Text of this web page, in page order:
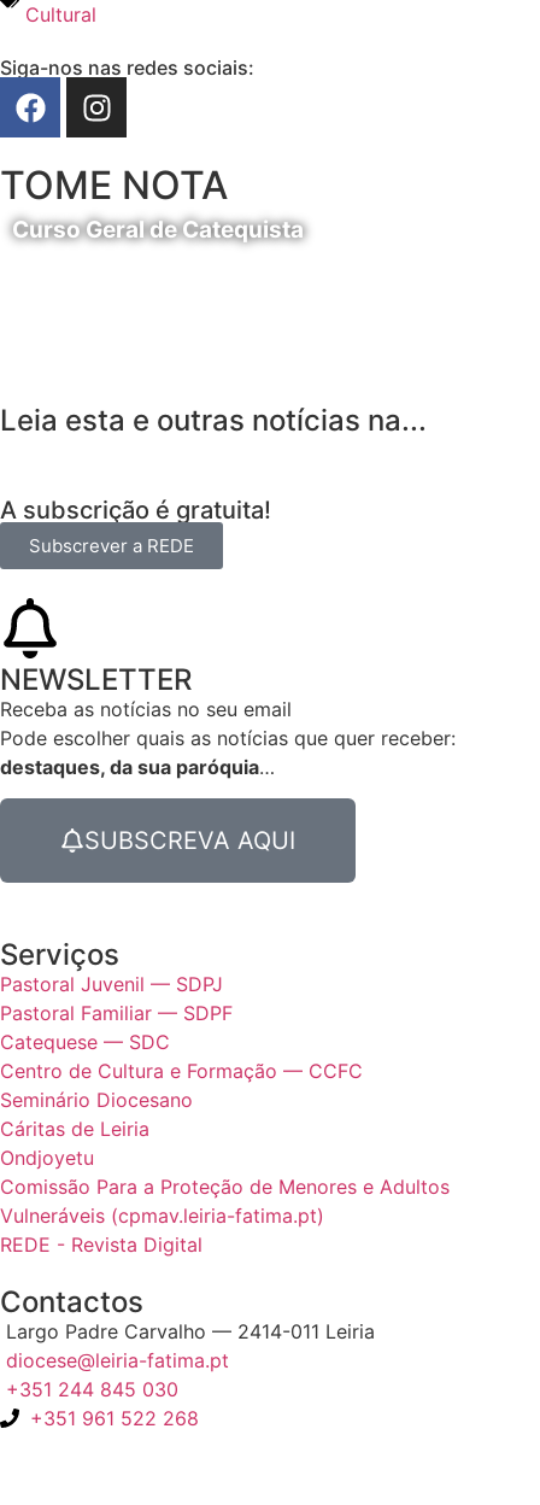
Cultural
Siga-nos nas redes sociais:
TOME NOTA
Curso Geral de Catequista
Leia esta e outras notícias na...
A subscrição é gratuita!
Subscrever a REDE
NEWSLETTER
Receba as notícias no seu email​
Pode escolher quais as notícias que quer receber:
destaques, da sua paróquia…
SUBSCREVA AQUI
Serviços
Pastoral Juvenil — SDPJ
Pastoral Familiar — SDPF
Catequese — SDC
Centro de Cultura e Formação — CCFC
Seminário Diocesano
Cáritas de Leiria
Ondjoyetu
Comissão Para a Proteção de Menores e Adultos
Vulneráveis (cpmav.leiria-fatima.pt)
REDE - Revista Digital
Contactos
Largo Padre Carvalho — 2414-011 Leiria
diocese@leiria-fatima.pt
+351 244 845 030
+351 961 522 268